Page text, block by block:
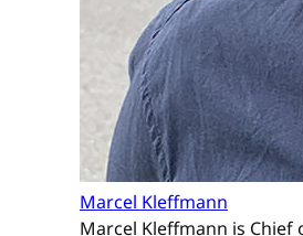
Marcel Kleffmann
Marcel Kleffmann is Chief